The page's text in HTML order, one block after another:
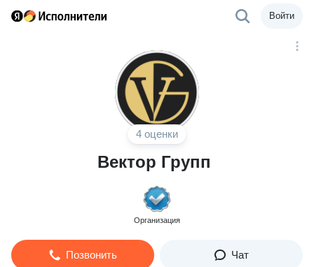
Войти
4 оценки
Вектор Групп
Организация
Позвонить Чат